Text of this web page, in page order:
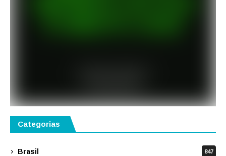
Categorias
Brasil 847